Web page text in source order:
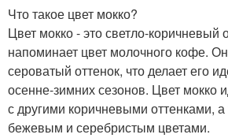
Что такое цвет мокко?
Цвет мокко - это светло-коричневый
напоминает цвет молочного кофе.
сероватый оттенок, что делает его
осенне-зимних сезонов. Цвет мокко
с другими коричневыми оттенками,
бежевым и серебристым цветами.